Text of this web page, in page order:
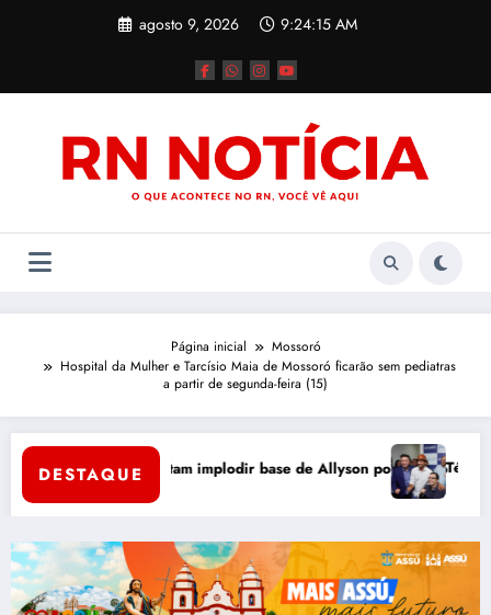
agosto 9, 2026 9:24:15 AM
Página inicial
Mossoró
Hospital da Mulher e Tarcísio Maia de Mossoró ficarão sem pediatras
a partir de segunda-feira (15)
DESTAQUE
tentam implodir base de Allyson por dentroTércio Tinôco e